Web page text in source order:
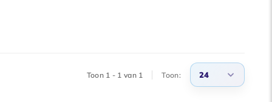
Toon 1 - 1 van 1 Toon: 24